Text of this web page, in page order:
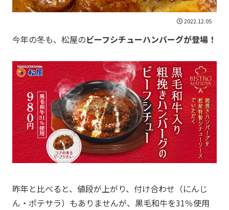
2022.12.05
今年の冬も、松屋のビーフシチューハンバーグが登場！
昨年と比べると、値段が上がり、付け合わせ（にんじ
ん・ポテサラ）もありませんが、黒毛和牛を31％使用